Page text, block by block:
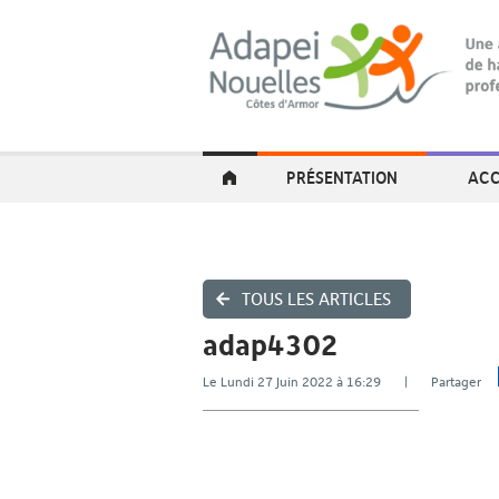
PRÉSENTATION
TOUS LES ARTICLES
adap4302
Le Lundi 27 Juin 2022 à 16:29 | Partager